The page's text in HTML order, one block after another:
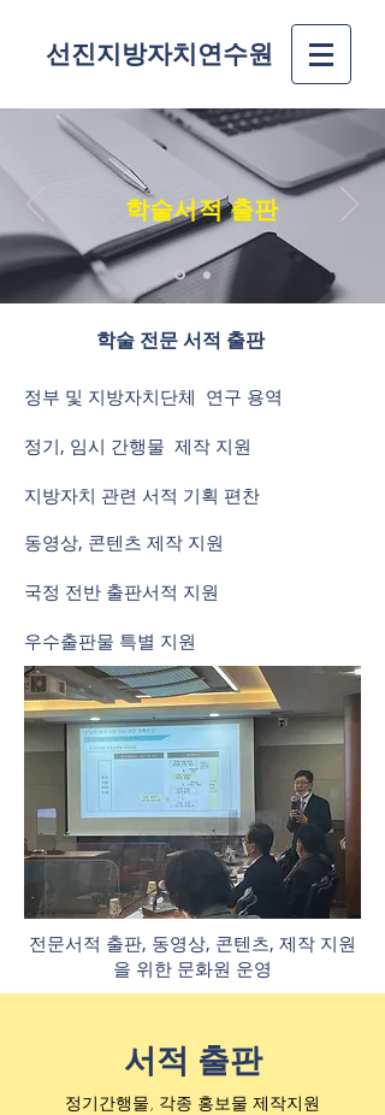
선진지방자치연수원
학술서적 출판
​학술 전문 서적 출판
​정부 및 지방자치단체 연구 용역
정기, 임시 간행물 제작 지원
​지방자치 관련 서적 기획 편찬
동영상, 콘텐츠 제작 지원
국정 전반 출판서적 지원
​우수출판물 특별 지원
전문서적 출판, 동영상, 콘텐츠, 제작 지원
을 위한 문화원 운영
​서적 출판
정기간행물, 각종 홍보물 제작지원